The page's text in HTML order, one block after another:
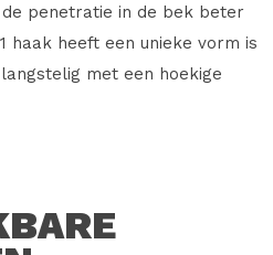
penetratie in de bek beter
haak heeft een unieke vorm is
met een hoekige
haak punt niet belemmert.
Barbless Hook